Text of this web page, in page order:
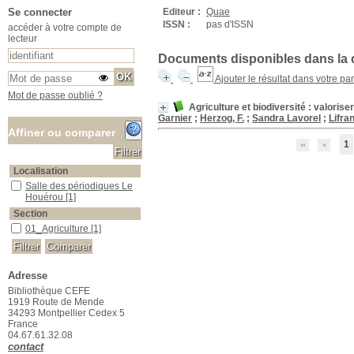
Editeur : Quae
ISSN :
pas d'ISSN
Documents disponibles dans la
Ajouter le résultat dans votre
Agriculture et biodiversité :
Garnier ; Herzog, F. ; Sandra Lavorel ;
1
Se connecter
accéder à votre compte de
lecteur
Mot de passe oublié ?
Affiner ou comparer
Localisation
Salle des périodiques Le Houérou
Salle des périodiques Le
Houérou [1]
Section
01_Agriculture
01_Agriculture [1]
Adresse
Bibliothèque CEFE
1919 Route de Mende
34293 Montpellier Cedex 5
France
04.67.61.32.08
contact